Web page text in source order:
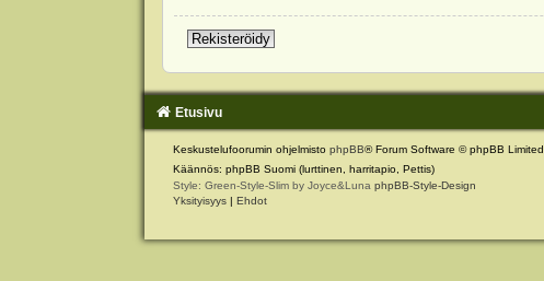
Rekisteröidy
Etusivu
Keskustelufoorumin ohjelmisto phpBB® Forum Software © phpBB Limited
Käännös: phpBB Suomi (lurttinen, harritapio, Pettis)
Style: Green-Style-Slim by Joyce&Luna phpBB-Style-Design
Yksityisyys | Ehdot